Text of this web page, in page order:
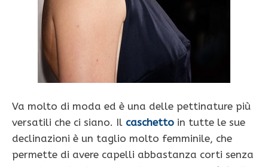
Va molto di moda ed è una delle pettinature più
versatili che ci siano. Il caschetto in tutte le sue
declinazioni è un taglio molto femminile, che
permette di avere capelli abbastanza corti senza